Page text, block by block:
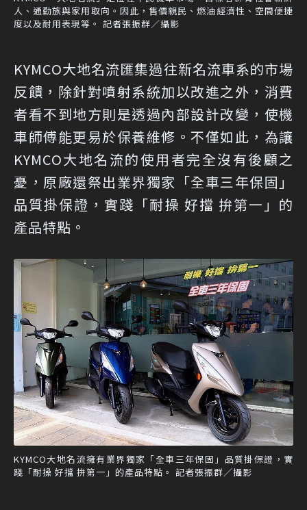
人、通勤族與家用取向。因此，售價親民、燃油經濟性、空間便捷
度以及耐用表現等。 記者張振群／攝影
KYMCO大地名流匯集過往新名流車系的市場
反饋，除針對噴射系統加以改進之外，消費
者看不到地方則是透過內部設計改變，使機
車師傅能更易於保養維修。不僅如此，為讓
KYMCO大地名流的使用者完全沒有後顧之
憂，原廠還祭出業界獨家「全車三年保固」
品質掛保證，實踐「耐操 好擋 拚第一」的
產品特點。
KYMCO大地名流擁有業界獨家「全車三年保固」品質掛保證，實
踐「耐操 好擋 拚第一」的產品特點。 記者張振群／攝影